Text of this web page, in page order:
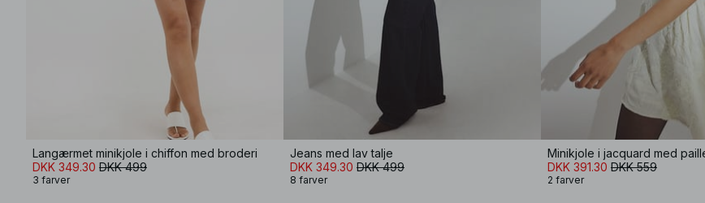
Langærmet minikjole i chiffon med broderi
DKK 349.30 DKK 499
3 farver
Jeans med lav talje
DKK 349.30 DKK 499
8 farver
DKK 391.30 DKK 559
2 farver